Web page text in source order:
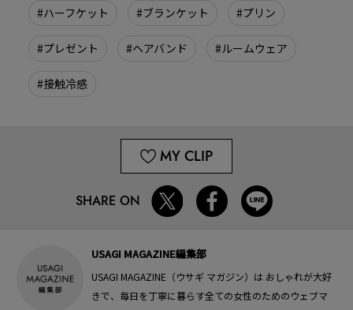
#ハーフケット #ブランケット #プリン
#プレゼント #ヘアバンド #ルームウェア
#接触冷感
MY CLIP
SHARE ON
USAGI MAGAZINE編集部
USAGI MAGAZINE（ウサギ マガジン）は おしゃれが大好
きで、毎日を丁寧に暮らす全ての女性のためのウェブマ